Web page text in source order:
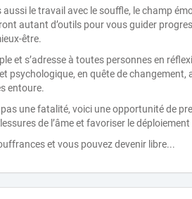
le travail avec le souffle, le champ
autant d’outils pour vous guider
être.
et s’adresse à toutes personnes en
psychologique, en quête de changement,
entoure.
une fatalité, voici une opportunité de
de l’âme et favoriser le
et vous pouvez devenir libre...